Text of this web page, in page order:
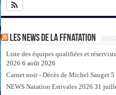
Les news de la FFNatation
Liste des équipes qualifiées et
2026 6 août 2026
Carnet noir - Décès de Michel Sauget 5
NEWS Natation Estivales 2026 31